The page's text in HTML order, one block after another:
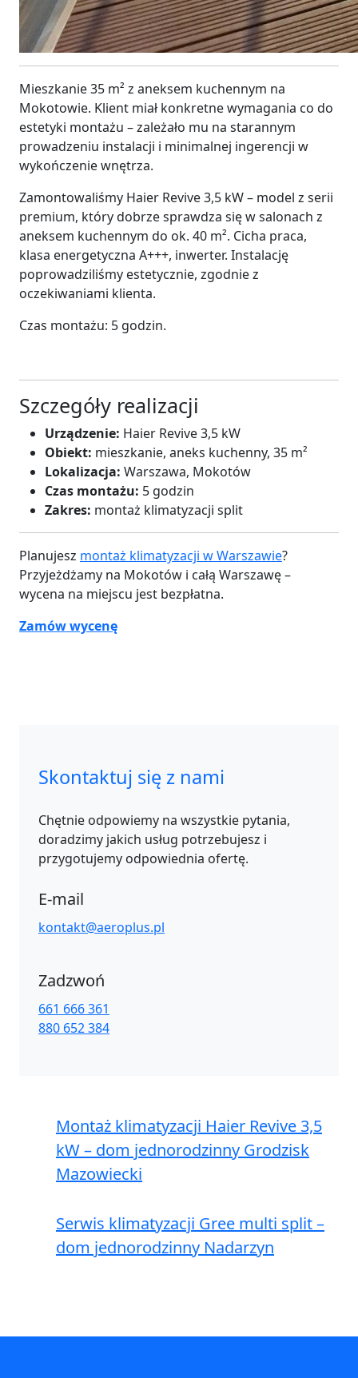
Mieszkanie 35 m² z aneksem kuchennym na
Mokotowie. Klient miał konkretne wymagania co do
estetyki montażu – zależało mu na starannym
prowadzeniu instalacji i minimalnej ingerencji w
wykończenie wnętrza.
Zamontowaliśmy Haier Revive 3,5 kW – model z serii
premium, który dobrze sprawdza się w salonach z
aneksem kuchennym do ok. 40 m². Cicha praca,
klasa energetyczna A+++, inwerter. Instalację
poprowadziliśmy estetycznie, zgodnie z
oczekiwaniami klienta.
Czas montażu: 5 godzin.
Szczegóły realizacji
Urządzenie: Haier Revive 3,5 kW
Obiekt: mieszkanie, aneks kuchenny, 35 m²
Lokalizacja: Warszawa, Mokotów
Czas montażu: 5 godzin
Zakres: montaż klimatyzacji split
Planujesz montaż klimatyzacji w Warszawie?
Przyjeżdżamy na Mokotów i całą Warszawę –
wycena na miejscu jest bezpłatna.
Zamów wycenę
Skontaktuj się z nami
Chętnie odpowiemy na wszystkie pytania,
doradzimy jakich usług potrzebujesz i
przygotujemy odpowiednia ofertę.
E-mail
kontakt@aeroplus.pl
Zadzwoń
661 666 361
880 652 384
Montaż klimatyzacji Haier Revive 3,5
kW – dom jednorodzinny Grodzisk
Mazowiecki
Serwis klimatyzacji Gree multi split –
dom jednorodzinny Nadarzyn